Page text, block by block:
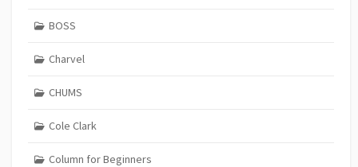
BOSS
Charvel
CHUMS
Cole Clark
Column for Beginners